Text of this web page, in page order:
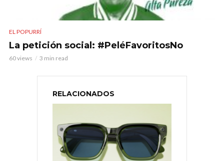
EL POPURRÍ
La petición social: #PeléFavoritosNo
60 views 3 min read
RELACIONADOS